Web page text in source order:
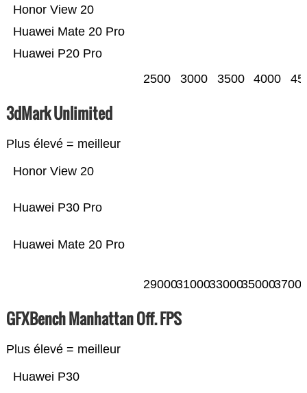
Huawei P20 Pro
Huawei Mate 20 Pro
Honor View 20
2500 3000 3500 4000
3dMark Unlimited
Plus élevé = meilleur
Huawei Mate 20 Pro
Huawei P30 Pro
Honor View 20
29000310003300035000
GFXBench Manhattan Off. FPS
Plus élevé = meilleur
Huawei P30